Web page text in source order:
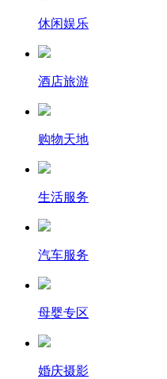
休闲娱乐
酒店旅游
购物天地
生活服务
汽车服务
母婴专区
婚庆摄影